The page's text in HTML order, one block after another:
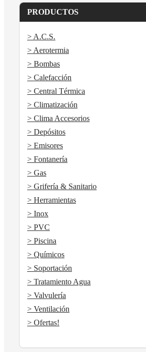
PRODUCTOS
> A.C.S.
> Aerotermia
> Bombas
> Calefacción
> Central Térmica
> Climatización
> Clima Accesorios
> Depósitos
> Emisores
> Fontanería
> Gas
> Grifería & Sanitario
> Herramientas
> Inox
> PVC
> Piscina
> Químicos
> Soportación
> Tratamiento Agua
> Valvulería
> Ventilación
> Ofertas!